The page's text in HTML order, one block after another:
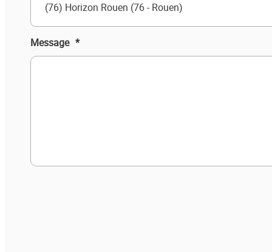
(76) Horizon Rouen (76 - Rouen)
Message *